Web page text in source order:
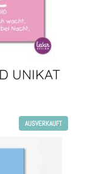
UNIKAT
AUSVERKAUFT